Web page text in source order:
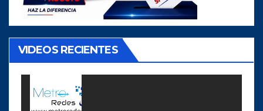
VIDEOS RECIENTES